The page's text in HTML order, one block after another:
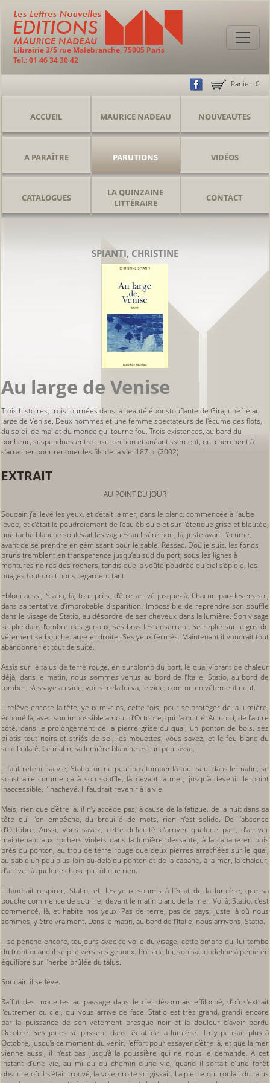
Librairie 3/5 rue Malebranche, 75005 Paris
Tel.: 01 46 34 30 42
Panier: 0
ACCUEIL MAURICE NADEAU NOUVEAUTES
A PARAÎTRE PARUTIONS VIDÉOS
CATALOGUES
LA QUINZAINE
LITTÉRAIRE
CONTACT
SPIANTI, CHRISTINE
Au large de Venise
Trois histoires, trois journées dans la beauté époustouflante de Gira, une île au
large de Venise. Deux hommes et une femme spectateurs de l'écume des flots,
du soleil de mai et du monde qui tourne fou. Trois existences, au bord du
bonheur, suspendues entre insurrection et anéantissement, qui cherchent à
s'arracher pour renouer les fils de la vie. 187 p. (2002)
EXTRAIT
AU POINT DU JOUR
Soudain j’ai levé les yeux, et c’était la mer, dans le blanc, commencée à l’aube
levée, et c’était le poudroiement de l’eau éblouie et sur l’étendue grise et bleutée,
une tache blanche soulevait les vagues au liséré noir, là, juste avant l’écume,
avant de se prendre en gémissant pour le sable. Ressac. D’où je suis, les fonds
bruns tremblent en transparence jusqu’au sud du port, sous les lignes à
montures noires des rochers, tandis que la voûte poudrée du ciel s’éploie, les
nuages tout droit nous regardent tant.
Ebloui aussi, Statio, là, tout près, d’être arrivé jusque-là. Chacun par-devers soi,
dans sa tentative d’improbable disparition. Impossible de reprendre son souffle
dans le visage de Statio, au désordre de ses cheveux dans la lumière. Son visage
se plie dans l’ombre des genoux, ses bras les enserrent. Se replie sur le gris du
vêtement sa bouche large et droite. Ses yeux fermés. Maintenant il voudrait tout
abandonner et tout de suite.
Assis sur le talus de terre rouge, en surplomb du port, le quai vibrant de chaleur
déjà, dans le matin, nous sommes venus au bord de l’Italie. Statio, au bord de
tomber, s’essaye au vide, voit si cela lui va, le vide, comme un vêtement neuf.
Il relève encore la tête, yeux mi-clos, cette fois, pour se protéger de la lumière,
échoué là, avec son impossible amour d’Octobre, qui l’a quitté. Au nord, de l’autre
côté, dans le prolongement de la pierre grise du quai, un ponton de bois, ses
pilotis tout noirs et striés de sel, les mouettes, vous savez, et le feu blanc du
soleil dilaté. Ce matin, sa lumière blanche est un peu lasse.
Il faut retenir sa vie, Statio, on ne peut pas tomber là tout seul dans le matin, se
soustraire comme ça à son souffle, là devant la mer, jusqu’à devenir le point
inaccessible, l’inachevé. Il faudrait revenir à la vie.
Mais, rien que d’être là, il n’y accède pas, à cause de la fatigue, de la nuit dans sa
tête qui l’en empêche, du brouillé de mots, rien n’est solide. De l’absence
d’Octobre. Aussi, vous savez, cette difficulté d’arriver quelque part, d’arriver
maintenant aux rochers violets dans la lumière blessante, à la cabane en bois
près du ponton, au trou de terre rouge que deux pierres arrachées sur le quai,
au sable un peu plus loin au-delà du ponton et de la cabane, à la mer, la chaleur,
d’arriver à quelque chose plutôt que rien.
Il faudrait respirer, Statio, et, les yeux soumis à l’éclat de la lumière, que sa
bouche commence de sourire, devant le matin blanc de la mer. Voilà, Statio, c’est
commencé, là, et habite nos yeux. Pas de terre, pas de pays, juste là où nous
sommes, y être vraiment. Dans le matin, au bord de l’Italie, nous arrivons, Statio.
Il se penche encore, toujours avec ce voile du visage, cette ombre qui lui tombe
du front quand il se plie vers ses genoux. Près de lui, son sac dodeline à peine en
équilibre sur l’herbe brûlée du talus.
Soudain il se lève.
Raffut des mouettes au passage dans le ciel désormais effiloché, d’où s’extrait
l’outremer du ciel, qui vous arrive de face. Statio est très grand, grandi encore
par la puissance de son vêtement presque noir et la douleur d’avoir perdu
Octobre. Ses joues se plissent dans l’éclat de la lumière. Il n’y pensait plus à
Octobre, jusqu’à ce moment du venir, l’effort pour essayer d’être là, et que la mer
vienne aussi, il n’est pas jusqu’à la poussière qui ne nous le demande. À cet
instant d’une vie, au milieu du chemin d’une vie, quand il sortait d’une forêt
obscure où il s’était trouvé, la voie droite surgissait. La pierre qui roulait du talus